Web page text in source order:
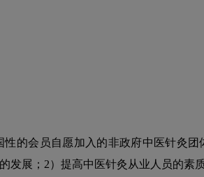
的会员自愿加入的非政府中医针灸
发展；2）提高中医针灸从业人员的